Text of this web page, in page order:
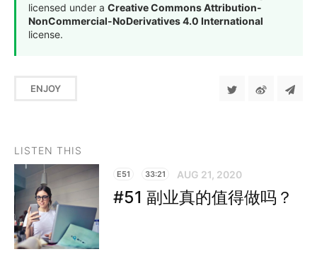
licensed under a Creative Commons Attribution-
NonCommercial-NoDerivatives 4.0 International
license.
ENJOY
LISTEN THIS
E51 33:21 AUG 21, 2020
#51 副业真的值得做吗？